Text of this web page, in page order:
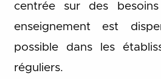
centrée sur des
enseignement est
possible dans les
réguliers.